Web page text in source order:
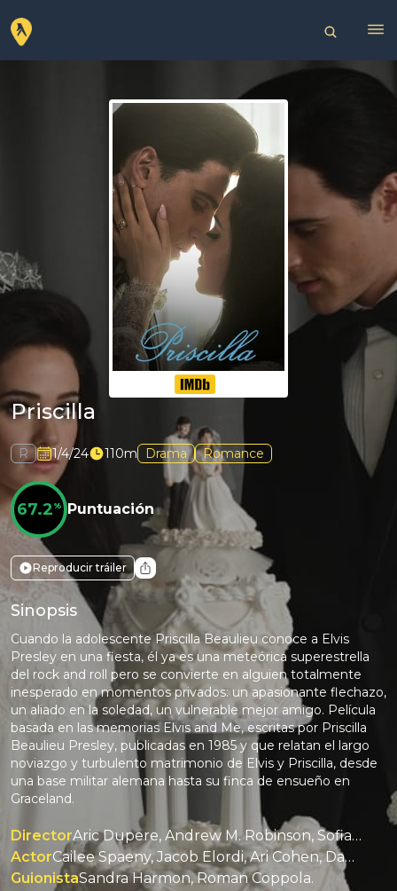
Priscilla
R 1/4/24 110m Drama Romance
67.2% Puntuación
Reproducir tráiler
Sinopsis
Cuando la adolescente Priscilla Beaulieu conoce a Elvis
Presley en una fiesta, él ya es una meteórica superestrella
del rock and roll pero se convierte en alguien totalmente
inesperado en momentos privados: un apasionante flechazo,
un aliado en la soledad, un vulnerable mejor amigo. Película
basada en las memorias Elvis and Me, escritas por Priscilla
Beaulieu Presley, publicadas en 1985 y que relatan el largo
noviazgo y turbulento matrimonio de Elvis y Priscilla, desde
una base militar alemana hasta su finca de ensueño en
Graceland.
Director
Aric Dupere, Andrew M. Robinson, Sofia Coppola.
Actor
Cailee Spaeny, Jacob Elordi, Ari Cohen, Dagmara Domińczyk, Tim Post.
GuionistaSandra Harmon, Roman Coppola.